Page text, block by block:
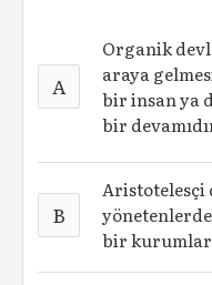
A
Organik
araya
bir insan ya
bir
B
Aristotelesçi
bir kurumlar